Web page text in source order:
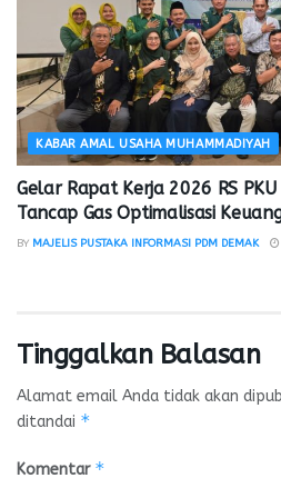
KABAR AMAL USAHA MUHAMMADIYAH
Gelar Rapat Kerja 2026 RS
Tancap Gas Optimalisasi
BY MAJELIS PUSTAKA INFORMASI PDM DEMAK
Tinggalkan Balasan
Alamat email Anda tidak akan
ditandai *
Komentar *